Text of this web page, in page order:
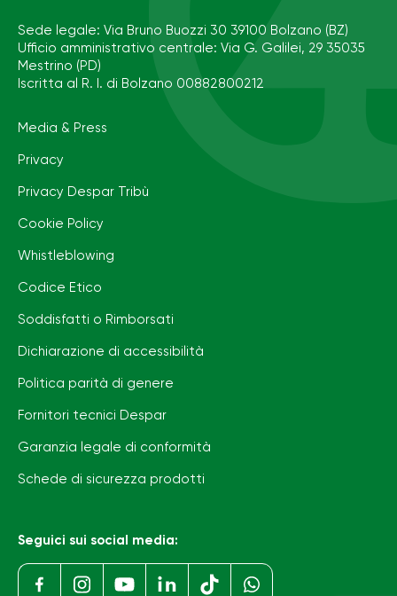
Sede legale: Via Bruno Buozzi 30 39100 Bolzano (BZ)
Ufficio amministrativo centrale: Via G. Galilei, 29 35035
Mestrino (PD)
Iscritta al R. I. di Bolzano 00882800212
Media & Press
Privacy
Privacy Despar Tribù
Cookie Policy
Whistleblowing
Codice Etico
Soddisfatti o Rimborsati
Dichiarazione di accessibilità
Politica parità di genere
Fornitori tecnici Despar
Garanzia legale di conformità
Schede di sicurezza prodotti
Seguici sui social media: